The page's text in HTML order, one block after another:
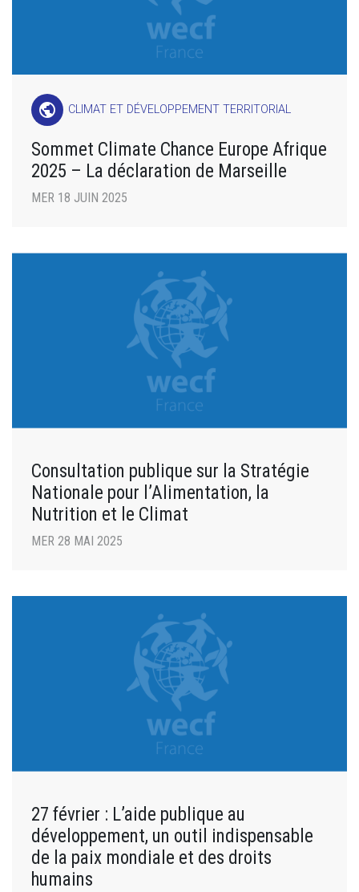
public CLIMAT ET DÉVELOPPEMENT TERRITORIAL
Sommet Climate Chance Europe Afrique
2025 – La déclaration de Marseille
MER 18 JUIN 2025
Consultation publique sur la Stratégie
Nationale pour l’Alimentation, la
Nutrition et le Climat
MER 28 MAI 2025
27 février : L’aide publique au
développement, un outil indispensable
de la paix mondiale et des droits
humains